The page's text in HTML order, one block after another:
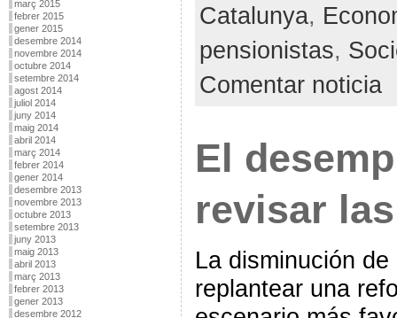
març 2015
febrer 2015
gener 2015
desembre 2014
novembre 2014
octubre 2014
setembre 2014
agost 2014
juliol 2014
juny 2014
maig 2014
abril 2014
març 2014
febrer 2014
gener 2014
desembre 2013
novembre 2013
octubre 2013
setembre 2013
juny 2013
maig 2013
abril 2013
març 2013
febrer 2013
gener 2013
desembre 2012
Catalunya,
pensionistas,
Comentar noticia
El
revisar
La disminución
replantear una